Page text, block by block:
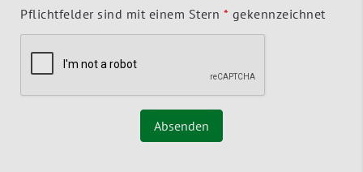
Pflichtfelder sind mit einem Stern * gekennzeichnet
Absenden